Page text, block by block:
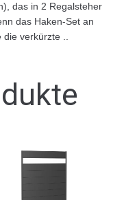
das in 2 Regalsteher
das Haken-Set an
die verkürzte ..